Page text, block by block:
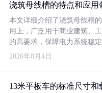
浇筑母线槽的特点和应用
本文详细介绍了浇筑母线槽
用上，广泛用于商业建筑、
的高要求，保障电力系统稳定
2026年8月4日
13米平板车的标准尺寸和